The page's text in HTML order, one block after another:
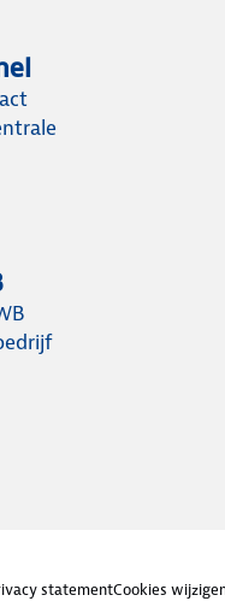
statementCookies